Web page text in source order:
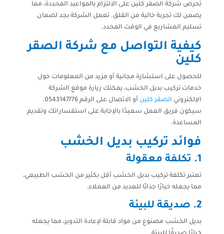
تحرص شركة الصقر كلين على الالتزام بالمواعيد المحددة، مما
يضمن لك تجربة خالية من القلق. تعمل الشركة بجد لضمان
تسليم المشاريع في الوقت المحدد.
كيفية التواصل مع شركة الصقر
كلين
للحصول على استشارة مجانية أو مزيد من المعلومات حول
خدمات تركيب بديل الخشب، يمكنك زيارة موقع الشركة
الإلكتروني الصقر كلين
أو الاتصال على الرقم 0543147776.
سيكون فريق العمل سعيدًا بالإجابة على استفساراتك وتقديم
المساعدة.
فوائد تركيب بديل الخشب
1. تكلفة معقولة
تعتبر تكلفة تركيب بديل الخشب أقل بكثير من الخشب الطبيعي،
مما يجعله خيارًا جذابًا للعديد من العملاء.
2. صديقة للبيئة
بديل الخشب مصنوع من مواد قابلة لإعادة التدوير، مما يجعله